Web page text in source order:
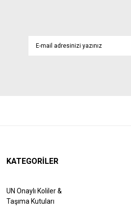
KATEGORİLER
UN Onaylı Koliler &
Taşıma Kutuları